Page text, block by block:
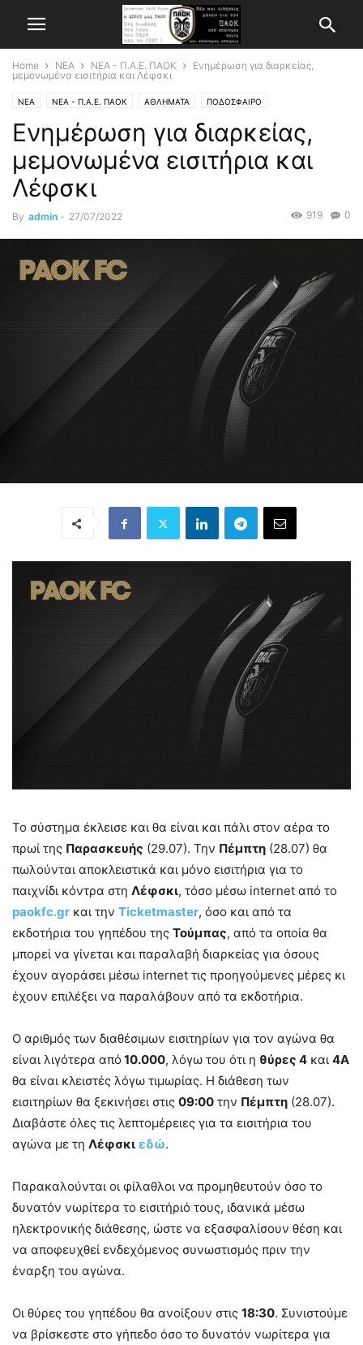
Home ΝΕΑ ΝΕΑ - Π.Α.Ε. ΠΑΟΚ
Ενημέρωση για διαρκείας,
μεμονωμένα εισιτήρια και Λέφσκι
ΝΕΑ ΝΕΑ - Π.Α.Ε. ΠΑΟΚ ΑΘΛΗΜΑΤΑ ΠΟΔΟΣΦΑΙΡΟ
Ενημέρωση για διαρκείας,
μεμονωμένα εισιτήρια και
Λέφσκι
By admin - 27/07/2022 0
919
Το σύστημα έκλεισε και θα είναι και πάλι στον αέρα το
πρωί της Παρασκευής (29.07). Την Πέμπτη (28.07) θα
πωλούνται αποκλειστικά και μόνο εισιτήρια για το
παιχνίδι κόντρα στη Λέφσκι, τόσο μέσω internet από το
paokfc.gr και την Ticketmaster, όσο και από τα
εκδοτήρια του γηπέδου της Τούμπας, από τα οποία θα
μπορεί να γίνεται και παραλαβή διαρκείας για όσους
έχουν αγοράσει μέσω internet τις προηγούμενες μέρες κι
έχουν επιλέξει να παραλάβουν από τα εκδοτήρια.
Ο αριθμός των διαθέσιμων εισιτηρίων για τον αγώνα θα
είναι λιγότερα από 10.000, λόγω του ότι η θύρες 4 και 4Α
θα είναι κλειστές λόγω τιμωρίας. Η διάθεση των
εισιτηρίων θα ξεκινήσει στις 09:00 την Πέμπτη (28.07).
Διαβάστε όλες τις λεπτομέρειες για τα εισιτήρια του
αγώνα με τη Λέφσκι εδώ.
Παρακαλούνται οι φίλαθλοι να προμηθευτούν όσο το
δυνατόν νωρίτερα το εισιτήριό τους, ιδανικά μέσω
ηλεκτρονικής διάθεσης, ώστε να εξασφαλίσουν θέση και
να αποφευχθεί ενδεχόμενος συνωστισμός πριν την
έναρξη του αγώνα.
Οι θύρες του γηπέδου θα ανοίξουν στις 18:30. Συνιστούμε
να βρίσκεστε στο γήπεδο όσο το δυνατόν νωρίτερα για